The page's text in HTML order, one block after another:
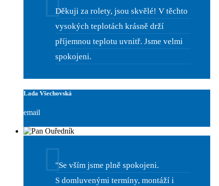
Děkuji za rolety, jsou skvělé! V těchto
vysokých teplotách krásně drží
příjemnou teplotu uvnitř. Jsme velmi
spokojeni.
Lada Všechovská
email
"Se vším jsme plně spokojeni.
S domluvenými termíny, montáží i